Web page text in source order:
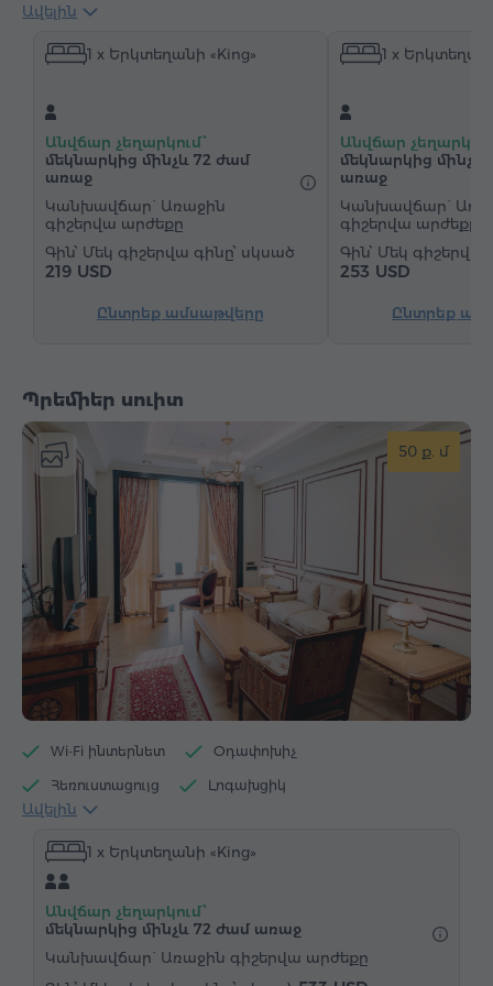
Սրճեփ/Թեյնիկ
Էլեկտրական թեյնիկ Մինիբար
Հողաթափեր
Ջեռուցում Պահարան Գրասեղան
Բազկաթոռ
Աթոռ Չհրկիզվող պահարան Հեռախոս
Զարթուցիչ "Զանգ-զարթուցիչ" ծառայություն
Ավելին
1 x Երկտեղանի «King»
Անվճար չեղարկում՝
մեկնարկից մինչև 72 ժամ
առաջ
Կանխավճար` Առաջին
գիշերվա արժեքը
Մեկ գիշերվա գինը՝ սկսած
219 USD
Ընտրեք ամսաթվերը
1 x
Անվճար
մեկնարկից մինչև
առաջ
Կանխավճար`
գիշերվա արժեքը
Մեկ գիշերվա
253 USD
Ընտրեք
Պրեմիեր սուիտ
50 ք. մ
Wi-Fi ինտերնետ Օդափոխիչ
Հեռուստացույց Լոգախցիկ
Մուտք մարզասրահ
Սրճեփ/Թեյնիկ Սրճեփ մեքենա
Էլեկտրական թեյնիկ
Հիգիենայի պարագաներ
Հողաթափեր Վարսահարդարիչ
Ավելին
1 x Երկտեղանի «King»
Անվճար չեղարկում՝
մեկնարկից մինչև 72 ժամ առաջ
Կանխավճար` Առաջին գիշերվա արժեքը